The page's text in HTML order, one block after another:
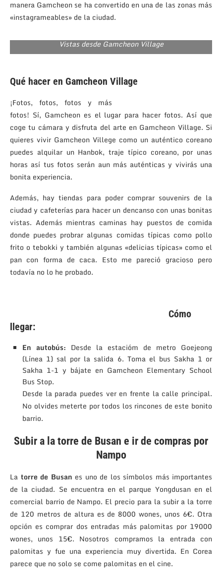
manera Gamcheon se ha convertido en una de las zonas más
«instagrameables» de la ciudad.
Vistas desde Gamcheon Village
Qué hacer en Gamcheon Village
¡Fotos, fotos, fotos y más
fotos! Sí, Gamcheon es el lugar para hacer fotos. Así que
coge tu cámara y disfruta del arte en Gamcheon Village. Si
quieres vivir Gamcheon Villege como un auténtico coreano
puedes alquilar un Hanbok, traje típico coreano, por unas
horas así tus fotos serán aun más auténticas y vivirás una
bonita experiencia.
Además, hay tiendas para poder comprar souvenirs de la
ciudad y cafeterías para hacer un dencanso con unas bonitas
vistas. Además mientras caminas hay puestos de comida
donde puedes probrar algunas comidas típicas como pollo
frito o tebokki y también algunas «delicias típicas» como el
pan con forma de caca. Esto me pareció gracioso pero
todavía no lo he probado.
Cómo
llegar:
En autobús: Desde la estacióm de metro Goejeong
(Línea 1) sal por la salida 6. Toma el bus Sakha 1 or
Sakha 1-1 y bájate en Gamcheon Elementary School
Bus Stop.
Desde la parada puedes ver en frente la calle principal.
No olvides meterte por todos los rincones de este bonito
barrio.
Subir a la torre de Busan e ir de compras por
Nampo
La torre de Busan es uno de los símbolos más importantes
de la ciudad. Se encuentra en el parque Yongdusan en el
comercial barrio de Nampo. El precio para la subir a la torre
de 120 metros de altura es de 8000 wones, unos 6€. Otra
opción es comprar dos entradas más palomitas por 19000
wones, unos 15€. Nosotros compramos la entrada con
palomitas y fue una experiencia muy divertida. En Corea
parece que no solo se come palomitas en el cine.